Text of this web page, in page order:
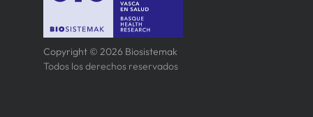
Copyright © 2026 Biosistemak
Todos los derechos reservados